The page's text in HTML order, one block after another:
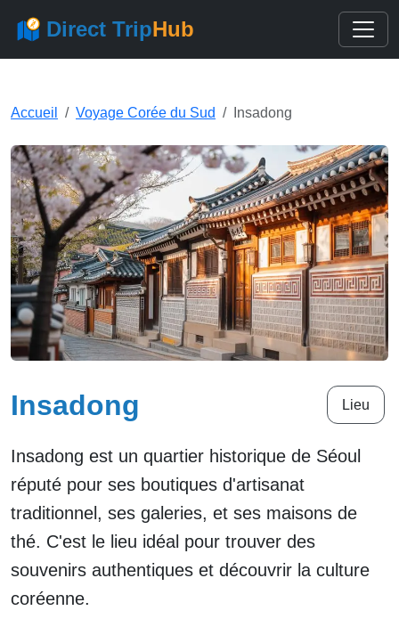
Direct TripHub
Accueil Voyage Corée du Sud Insadong
Insadong Lieu
Insadong est un quartier historique de Séoul
réputé pour ses boutiques d'artisanat
traditionnel, ses galeries, et ses maisons de
thé. C'est le lieu idéal pour trouver des
souvenirs authentiques et découvrir la culture
coréenne.